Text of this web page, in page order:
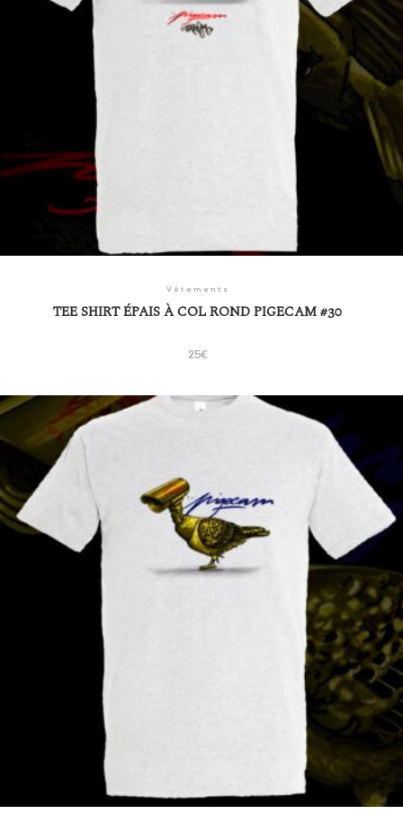
Vêtements
TEE SHIRT ÉPAIS À COL ROND PIGECAM #30
25€